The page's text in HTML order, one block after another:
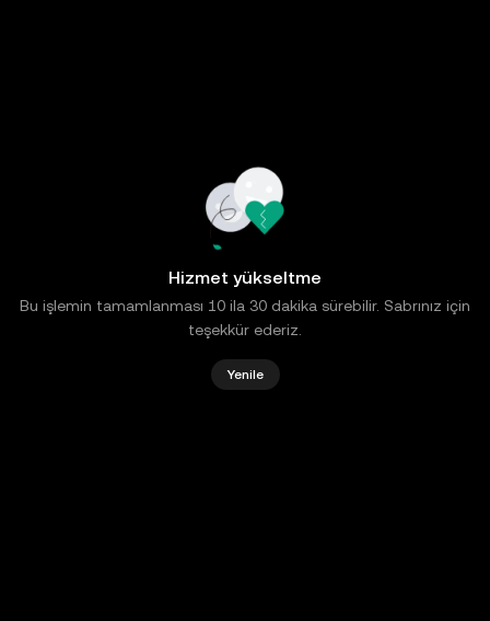
Hizmet yükseltme
Bu işlemin tamamlanması 10 ila 30 dakika sürebilir. Sabrınız için
teşekkür ederiz.
Yenile